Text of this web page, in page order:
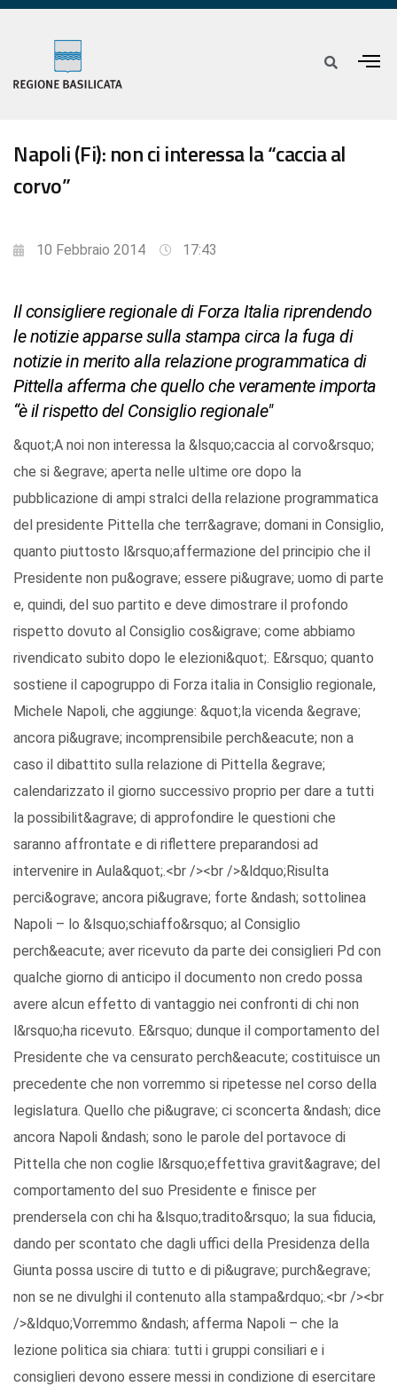
Napoli (Fi): non ci interessa la “caccia al
corvo”
10 Febbraio 2014 17:43
Il consigliere regionale di Forza Italia riprendendo
le notizie apparse sulla stampa circa la fuga di
notizie in merito alla relazione programmatica di
Pittella afferma che quello che veramente importa
“è il rispetto del Consiglio regionale"
&quot;A noi non interessa la &lsquo;caccia al corvo&rsquo;
che si &egrave; aperta nelle ultime ore dopo la
pubblicazione di ampi stralci della relazione programmatica
del presidente Pittella che terr&agrave; domani in Consiglio,
quanto piuttosto l&rsquo;affermazione del principio che il
Presidente non pu&ograve; essere pi&ugrave; uomo di parte
e, quindi, del suo partito e deve dimostrare il profondo
rispetto dovuto al Consiglio cos&igrave; come abbiamo
rivendicato subito dopo le elezioni&quot;. E&rsquo; quanto
sostiene il capogruppo di Forza italia in Consiglio regionale,
Michele Napoli, che aggiunge: &quot;la vicenda &egrave;
ancora pi&ugrave; incomprensibile perch&eacute; non a
caso il dibattito sulla relazione di Pittella &egrave;
calendarizzato il giorno successivo proprio per dare a tutti
la possibilit&agrave; di approfondire le questioni che
saranno affrontate e di riflettere preparandosi ad
intervenire in Aula&quot;.<br /><br />&ldquo;Risulta
perci&ograve; ancora pi&ugrave; forte &ndash; sottolinea
Napoli – lo &lsquo;schiaffo&rsquo; al Consiglio
perch&eacute; aver ricevuto da parte dei consiglieri Pd con
qualche giorno di anticipo il documento non credo possa
avere alcun effetto di vantaggio nei confronti di chi non
l&rsquo;ha ricevuto. E&rsquo; dunque il comportamento del
Presidente che va censurato perch&eacute; costituisce un
precedente che non vorremmo si ripetesse nel corso della
legislatura. Quello che pi&ugrave; ci sconcerta &ndash; dice
ancora Napoli &ndash; sono le parole del portavoce di
Pittella che non coglie l&rsquo;effettiva gravit&agrave; del
comportamento del suo Presidente e finisce per
prendersela con chi ha &lsquo;tradito&rsquo; la sua fiducia,
dando per scontato che dagli uffici della Presidenza della
Giunta possa uscire di tutto e di pi&ugrave; purch&egrave;
non se ne divulghi il contenuto alla stampa&rdquo;.<br /><br
/>&ldquo;Vorremmo &ndash; afferma Napoli – che la
lezione politica sia chiara: tutti i gruppi consiliari e i
consiglieri devono essere messi in condizione di esercitare